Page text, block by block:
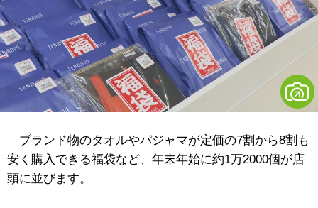
ブランド物のタオルやパジャマが定価の7割から8割も
安く購入できる福袋など、年末年始に約1万2000個が店
頭に並びます。